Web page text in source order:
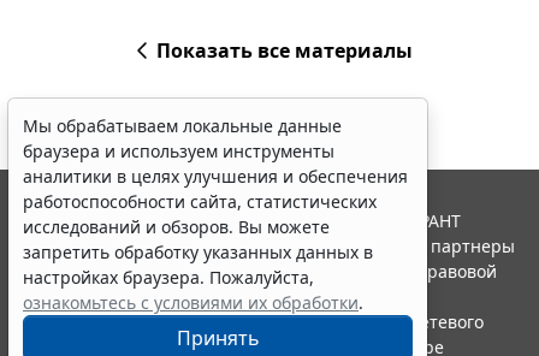
Показать все материалы
Мы обрабатываем локальные данные
браузера и используем инструменты
аналитики в целях улучшения и обеспечения
работоспособности сайта, статистических
исследований и обзоров. Вы можете
запретить обработку указанных данных в
настройках браузера. Пожалуйста,
ознакомьтесь с условиями их обработки.
Принять
© ООО "НПП "ГАРАНТ-СЕРВИС", 2026. Система ГАРАНТ
выпускается с 1990 года. Компания "Гарант" и ее партнеры
являются участниками Российской ассоциации правовой
информации ГАРАНТ.
Портал ГАРАНТ.РУ зарегистрирован в качестве сетевого
издания Федеральной службой по надзору в сфере